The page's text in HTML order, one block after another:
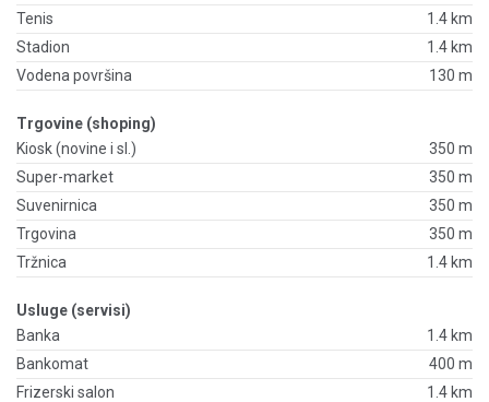
Tenis
1.4 km
Stadion
1.4 km
Vodena površina
130 m
Trgovine (shoping)
Kiosk (novine i sl.)
350 m
Super-market
350 m
Suvenirnica
350 m
Trgovina
350 m
Tržnica
1.4 km
Usluge (servisi)
Banka
1.4 km
Bankomat
400 m
Frizerski salon
1.4 km